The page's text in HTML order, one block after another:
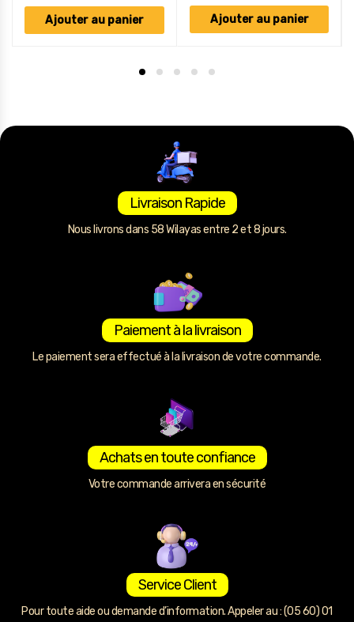
Ajouter au panier Ajouter au panier
Livraison Rapide
Nous livrons dans 58 Wilayas entre 2 et 8 jours.
Paiement à la livraison
Le paiement sera effectué à la livraison de votre commande.
Achats en toute confiance
Votre commande arrivera en sécurité
Service Client
Pour toute aide ou demande d’information. Appeler au : (05 60) 01